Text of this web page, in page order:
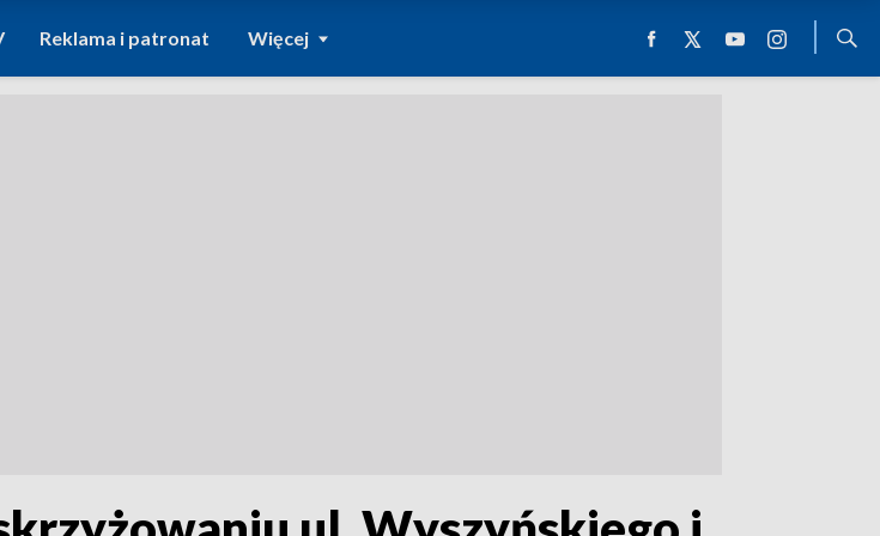
Reklama i patronat Więcej